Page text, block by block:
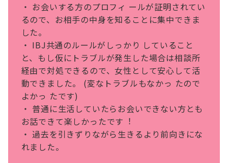
・ お会いする⽅のプロフィ ールが証明されてい
るので、お相⼿の中⾝を知ることに集中できま
した。
・ IBJ共通のルールがしっかり していること
と、もし仮にトラブルが発⽣した場合は相談所
経由で対処できるので、⼥性として安⼼して活
動できました。 (変なトラブルもなかっ たので
よかっ たです)
・ 普通に⽣活していたらお会いできない⽅とも
お話できて楽しかったです︕
・ 過去を引きずりながら⽣きるより前向きにな
れました。